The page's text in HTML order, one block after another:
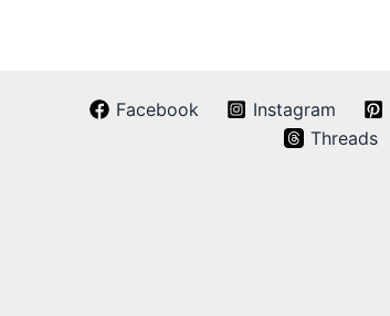
Facebook Instagram
Threads